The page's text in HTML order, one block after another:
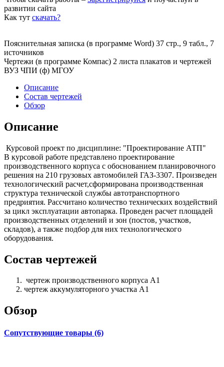
развитии сайта
Как тут скачать?
Пояснительная записка (в программе Word) 37 стр., 9 табл., 7
источников
Чертежи (в программе Компас) 2 листа плакатов и чертежей
ВУЗ ЧПИ (ф) МГОУ
Описание
Состав чертежей
Обзор
Описание
Курсовой проект по дисциплине: "Проектирование АТП"
В курсовой работе представлено проектирование
производственного корпуса с обоснованием планировочного
решения на 210 грузовых автомобилей ГАЗ-3307. Произведен
технологический расчет,сформирована производственная
структура технической службы автотранспортного
предриятия. Рассчитано количество технических воздействий
за цикл эксплуатации автопарка. Проведен расчет площадей
производственных отделений и зон (постов, участков,
складов), а также подбор для них технологического
оборудования.
Состав чертежей
чертеж производственного корпуса А1
чертеж аккумуляторного участка А1
Обзор
Сопутствующие товары (6)